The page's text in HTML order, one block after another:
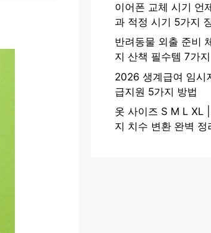
이어폰 교체 시기 언
과 적정 시기 5가지
반려동물 외출 준비
지 산책 필수템 7가지
2026 생계급여 임시
급지원 5가지 방법
옷 사이즈 S M L XL
지 치수 변환 완벽 정